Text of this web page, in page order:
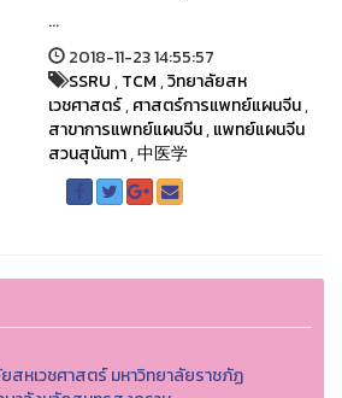
...
2018-11-23 14:55:57
SSRU,TCM,วิทยาลัยสห
เวชศาสตร์,ศาสตร์การแพทย์แผนจีน,
สาขาการแพทย์แผนจีน,แพทย์แผนจีน
สวนสุนันทา,中医学
สหเวชศาสตร์ มหาวิทยาลัยราชภัฏ